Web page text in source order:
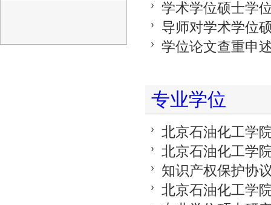
学术学位硕士学
导师对学术学位
学位论文查重申
专业学位
北京石油化工学
北京石油化工学
知识产权保护协
北京石油化工学